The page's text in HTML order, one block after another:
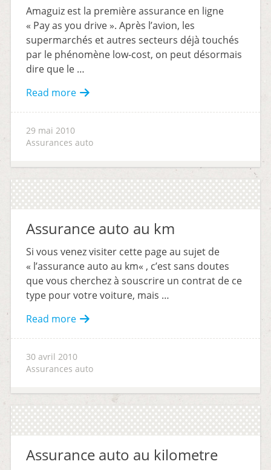
Amaguiz est la première assurance en ligne
« Pay as you drive ». Après l’avion, les
supermarchés et autres secteurs déjà touchés
par le phénomène low-cost, on peut désormais
dire que le …
Read more
29 mai 2010
Assurances auto
Assurance auto au km
Si vous venez visiter cette page au sujet de
« l’assurance auto au km« , c’est sans doutes
que vous cherchez à souscrire un contrat de ce
type pour votre voiture, mais …
Read more
30 avril 2010
Assurances auto
Assurance auto au kilometre